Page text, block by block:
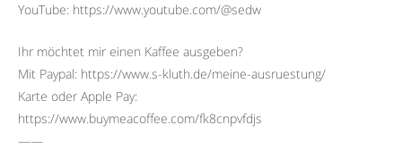
YouTube: https://www.youtube.com/@sedw
Ihr möchtet mir einen Kaffee ausgeben?
Mit Paypal: https://www.s-kluth.de/meine-ausruestung/
Karte oder Apple Pay:
https://www.buymeacoffee.com/fk8cnpvfdjs
——